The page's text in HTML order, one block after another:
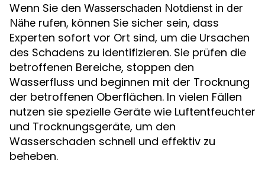
Wenn Sie den Wasserschaden Notdienst in der
Nähe rufen, können Sie sicher sein, dass
Experten sofort vor Ort sind, um die Ursachen
des Schadens zu identifizieren. Sie prüfen die
betroffenen Bereiche, stoppen den
Wasserfluss und beginnen mit der Trocknung
der betroffenen Oberflächen. In vielen Fällen
nutzen sie spezielle Geräte wie Luftentfeuchter
und Trocknungsgeräte, um den
Wasserschaden schnell und effektiv zu
beheben.